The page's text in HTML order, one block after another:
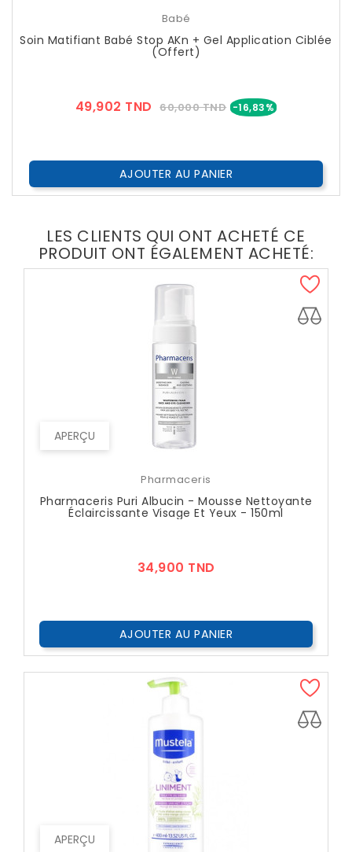
EXCLUSIVITÉ WEB !
Babé
Soin Matifiant Babé Stop AKn + Gel Application Ciblée
(Offert)
49,902 TND Prix
60,000 TND -16,83%Prix
AJOUTER AU PANIER
LES CLIENTS QUI ONT ACHETÉ CE
PRODUIT ONT ÉGALEMENT ACHETÉ:
APERÇU
Pharmaceris
Pharmaceris Puri Albucin - Mousse Nettoyante
Éclaircissante Visage Et Yeux - 150ml
34,900 TND
AJOUTER AU PANIER
APERÇU